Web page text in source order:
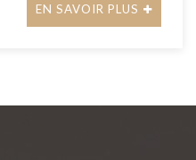
EN SAVOIR PLUS